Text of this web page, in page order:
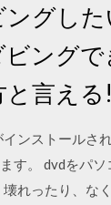
グし
ング
言える!
ンストールさ
。 dvdをパ
れったり、な